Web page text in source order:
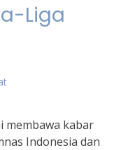
Liga
membawa kabar
Indonesia dan